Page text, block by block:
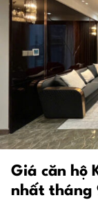
Giá căn hộ
nhất tháng